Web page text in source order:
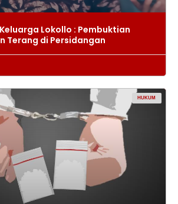
Lokollo : Pembuktian
Terang di Persidangan
HUKUM